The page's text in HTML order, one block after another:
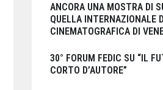
ANCORA UNA MOSTRA DI
QUELLA INTERNAZIONALE
CINEMATOGRAFICA DI
30° FORUM FEDIC SU “IL
CORTO D’AUTORE”